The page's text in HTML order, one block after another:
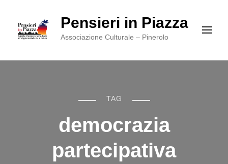
Pensieri in Piazza
Associazione Culturale – Pinerolo
TAG
democrazia
partecipativa